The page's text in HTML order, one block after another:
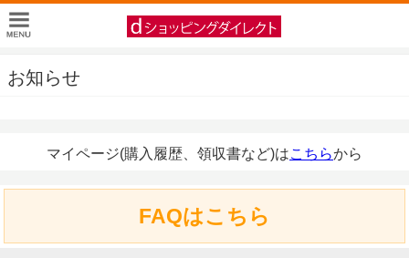
お知らせ
マイページ(購入履歴、領収書など)はこちらから
FAQはこちら